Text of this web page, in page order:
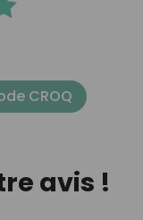
CROQ
avis !